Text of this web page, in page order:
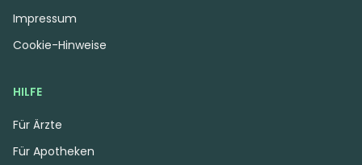
HILFE
Für Ärzte
Für Apotheken
Impressum
Cookie-Hinweise